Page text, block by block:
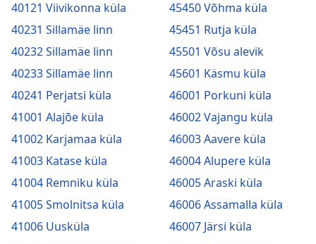
40121 Viivikonna küla
40231 Sillamäe linn
40232 Sillamäe linn
40233 Sillamäe linn
40241 Perjatsi küla
41001 Alajõe küla
41002 Karjamaa küla
41003 Katase küla
41004 Remniku küla
41005 Smolnitsa küla
41006 Uusküla
45450 Võhma küla
45451 Rutja küla
45501 Võsu alevik
45601 Käsmu küla
46001 Porkuni küla
46002 Vajangu küla
46003 Aavere küla
46004 Alupere küla
46005 Araski küla
46006 Assamalla küla
46007 Järsi küla